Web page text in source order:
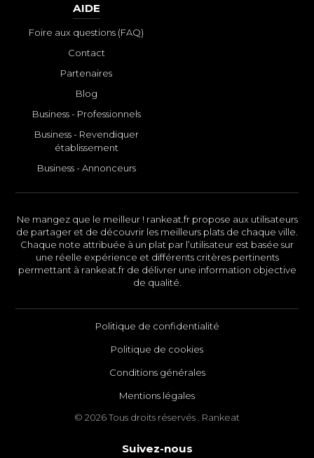
AIDE
Foire aux questions (FAQ)
Contact
Partenaires
Blog
Business - Professionnels
Business - Revendiquer
établissement
Business - Annonceurs
Ne mangez que le meilleur ! rankeat.fr propose aux utilisateurs
de partager et de découvrir les meilleurs plats de chaque ville.
Chaque note attribuée à un plat par l’utilisateur est basée sur
une réelle expérience et différents critères pertinents
permettant à rankeat.fr de délivrer une information objective
de qualité.
Politique de confidentialité
Politique de cookies
Conditions générales
Mentions légales
© 2026 Tous droits réservés . Rankeat
Suivez-nous